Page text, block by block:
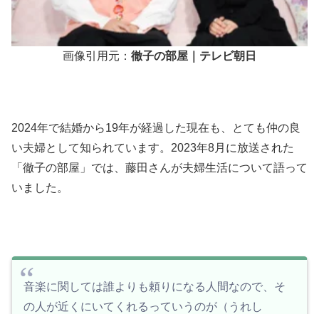
画像引用元： 徹子の部屋｜テレビ朝日
2024年で結婚から19年が経過した現在も、とても仲の良
い夫婦として知られています。2023年8月に放送された
「徹子の部屋」では、藤田さんが夫婦生活について語って
いました。
音楽に関しては誰よりも頼りになる人間なので、そ
の人が近くにいてくれるっていうのが（うれし